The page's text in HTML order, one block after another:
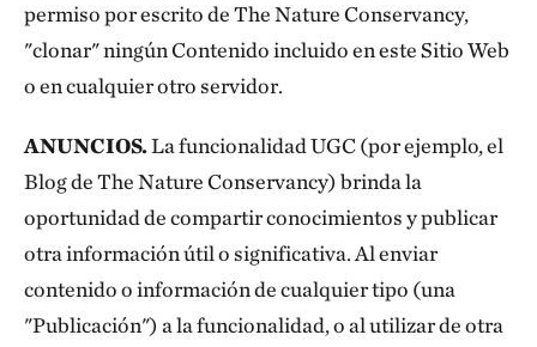
permiso por escrito de The Nature Conservancy,
"clonar" ningún Contenido incluido en este Sitio Web
o en cualquier otro servidor.
ANUNCIOS.La funcionalidad UGC (por ejemplo, el
Blog de The Nature Conservancy) brinda la
oportunidad de compartir conocimientos y publicar
otra información útil o significativa. Al enviar
contenido o información de cualquier tipo (una
"Publicación") a la funcionalidad, o al utilizar de otra